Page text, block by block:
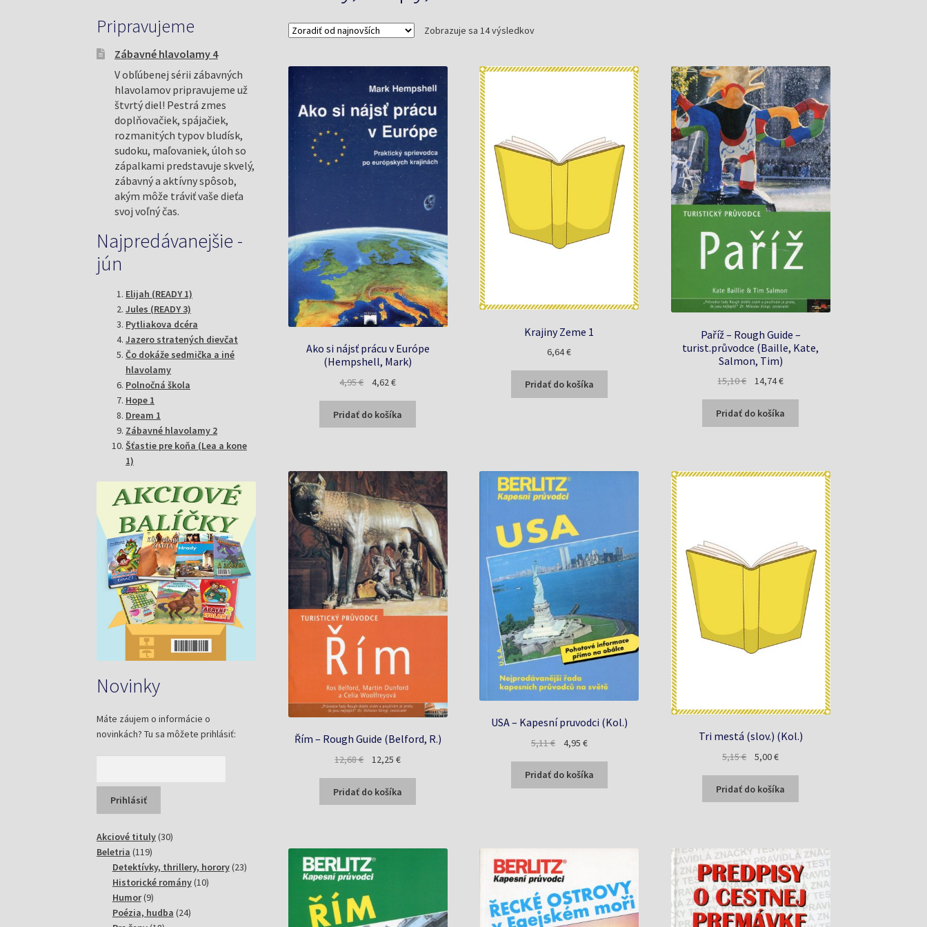
Zobrazuje sa 14 výsledkovZoradené
Ako si nájsť prácu v Európe
(Hempshell, Mark)
4,95€
Pôvodná
bola:
4,95 €.
4,62€Aktuálna
je:
4,62 €.
Pridať do košíka
Krajiny Zeme 1
6,64€
Pridať do košíka
Paříž – Rough Guide –
turist.průvodce (Baille, Kate,
Salmon, Tim)
15,10€
Pôvodná
bola:
15,10 €.
14,74€Aktuálna
je:
14,74 €.
Pridať do košíka
Řím – Rough Guide (Belford, R.)
12,68€
Pôvodná
bola:
12,68 €.
12,25€Aktuálna
je:
12,25 €.
Pridať do košíka
USA – Kapesní pruvodci (Kol.)
5,11€
Pôvodná
bola:
5,11 €.
4,95 €Aktuálna
je:
4,95 €.
Pridať do košíka
Tri mestá (slov.) (Kol.)
5,15€
Pôvodná
bola:
5,15 €.
5,00€Aktuálna
je:
5,00 €.
Pridať do košíka
Pripravujeme
Zábavné hlavolamy 4
V obľúbenej sérii zábavných
hlavolamov pripravujeme už
štvrtý diel! Pestrá zmes
doplňovačiek, spájačiek,
rozmanitých typov bludísk,
sudoku, maľovaniek, úloh so
zápalkami predstavuje skvelý,
zábavný a aktívny spôsob,
akým môže tráviť vaše dieťa
svoj voľný čas.
Najpredávanejšie -
jún
Elijah (READY 1)
Jules (READY 3)
Pytliakova dcéra
Jazero stratených dievčat
Čo dokáže sedmička a iné
hlavolamy
Polnočná škola
Hope 1
Dream 1
Zábavné hlavolamy 2
Šťastie pre koňa (Lea a kone
1)
Novinky
Máte záujem o informácie o
novinkách? Tu sa môžete prihlásiť:
Akciové tituly 3030
Beletria 119119
produktov
Detektívky, thrillery, horory 2323
Historické romány 1010
Humor 99
produktov
Poézia, hudba 2424